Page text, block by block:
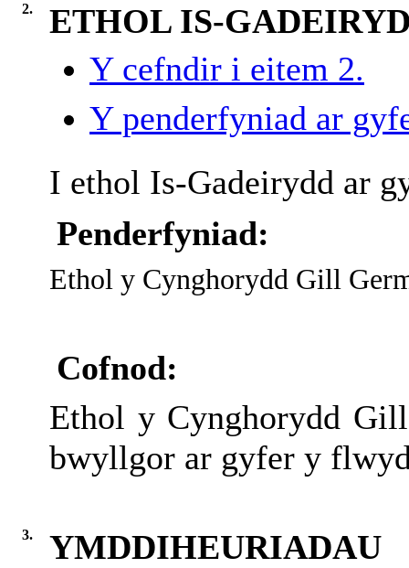
2.
ETHOL IS-
Y cefndir i eitem 2.
Y penderfyniad ar
I ethol Is-Gadeirydd ar
Penderfyniad:
Ethol y Cynghorydd Gill
Cofnod:
Ethol y Cynghorydd
bwyllgor ar gyfer y
3.
YMDDIHEURIADAU